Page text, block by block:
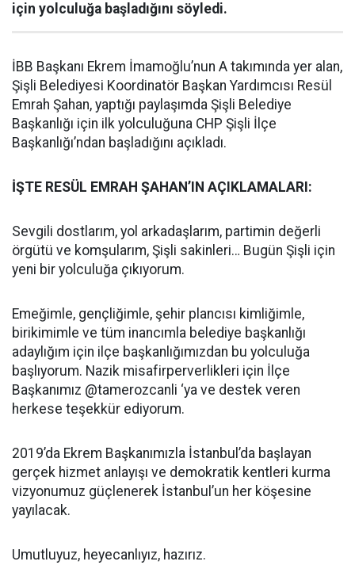
için yolculuğa başladığını söyledi.
İBB Başkanı Ekrem İmamoğlu’nun A takımında yer alan,
Şişli Belediyesi Koordinatör Başkan Yardımcısı Resül
Emrah Şahan, yaptığı paylaşımda Şişli Belediye
Başkanlığı için ilk yolculuğuna CHP Şişli İlçe
Başkanlığı’ndan başladığını açıkladı.
İŞTE RESÜL EMRAH ŞAHAN’IN AÇIKLAMALARI:
Sevgili dostlarım, yol arkadaşlarım, partimin değerli
örgütü ve komşularım, Şişli sakinleri… Bugün Şişli için
yeni bir yolculuğa çıkıyorum.
Emeğimle, gençliğimle, şehir plancısı kimliğimle,
birikimimle ve tüm inancımla belediye başkanlığı
adaylığım için ilçe başkanlığımızdan bu yolculuğa
başlıyorum. Nazik misafirperverlikleri için İlçe
Başkanımız @tamerozcanli ‘ya ve destek veren
herkese teşekkür ediyorum.
2019’da Ekrem Başkanımızla İstanbul’da başlayan
gerçek hizmet anlayışı ve demokratik kentleri kurma
vizyonumuz güçlenerek İstanbul’un her köşesine
yayılacak.
Umutluyuz, heyecanlıyız, hazırız.